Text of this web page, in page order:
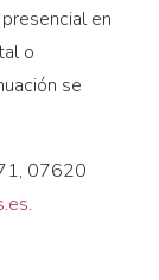
en
o
se
07620
.